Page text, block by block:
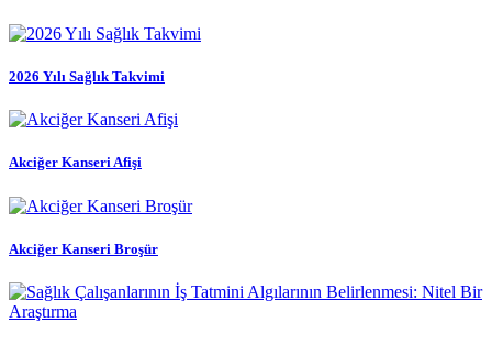
2026 Yılı Sağlık Takvimi
Akciğer Kanseri Afişi
Akciğer Kanseri Broşür